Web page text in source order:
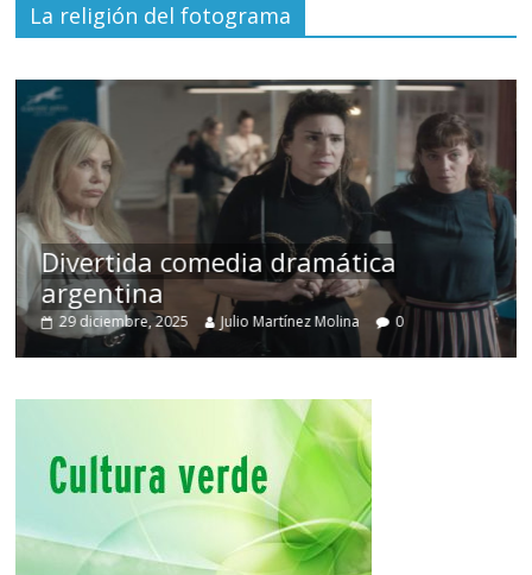
La religión del fotograma
dramática
Julio Martínez Molina 0
Cine macizo
28 diciembre, 2025